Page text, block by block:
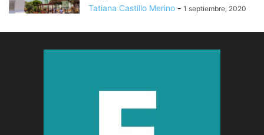
Tatiana Castillo Merino - 1 septiembre, 2020